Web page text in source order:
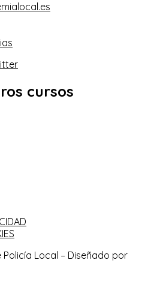
cursos
Local – Diseñado por